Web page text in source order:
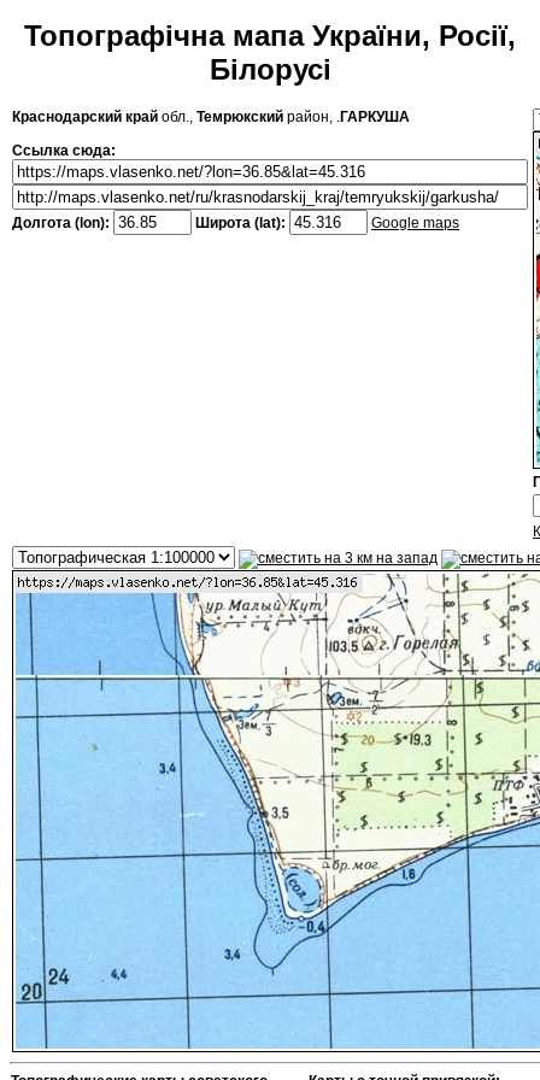
Топографічна мапа України, Росії,
Білорусі
Краснодарский край обл., Темрюкский район, .ГАРКУША
Ссылка сюда:
Долгота (lon): Широта (lat): Google maps